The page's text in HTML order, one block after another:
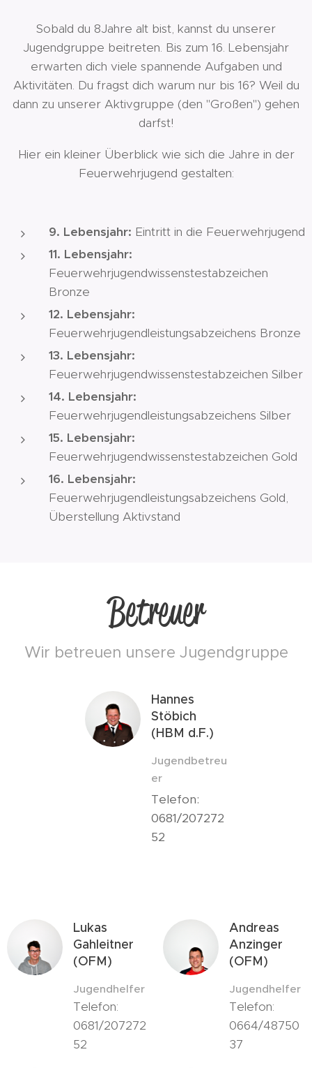
Sobald du 8Jahre alt bist, kannst du unserer
Jugendgruppe beitreten. Bis zum 16. Lebensjahr
erwarten dich viele spannende Aufgaben und
Aktivitäten. Du fragst dich warum nur bis 16? Weil du
dann zu unserer Aktivgruppe (den "Großen") gehen
darfst!
Hier ein kleiner Überblick wie sich die Jahre in der
Feuerwehrjugend gestalten:
9. Lebensjahr: Eintritt in die Feuerwehrjugend
11. Lebensjahr:
Feuerwehrjugendwissenstestabzeichen
Bronze
12. Lebensjahr:
Feuerwehrjugendleistungsabzeichens Bronze
13. Lebensjahr:
Feuerwehrjugendwissenstestabzeichen Silber
14. Lebensjahr:
Feuerwehrjugendleistungsabzeichens Silber
15. Lebensjahr:
Feuerwehrjugendwissenstestabzeichen Gold
16. Lebensjahr:
Feuerwehrjugendleistungsabzeichens Gold,
Überstellung Aktivstand
Betreuer
Wir betreuen unsere Jugendgruppe
Hannes
Stöbich
(HBM d.F.)
Jugendbetreu
er
Telefon:
0681/207272
52
Lukas
Gahleitner
(OFM)
Jugendhelfer
Telefon:
0681/207272
52
Andreas
Anzinger
(OFM)
Jugendhelfer
Telefon:
0664/48750
37